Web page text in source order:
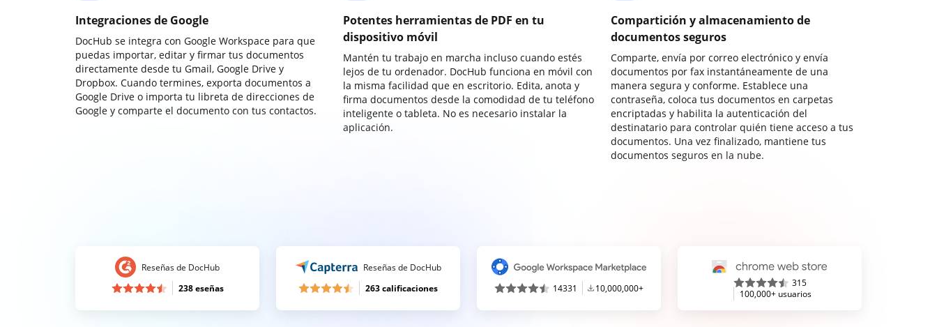
Integraciones de Google
DocHub se integra con Google Workspace para que
puedas importar, editar y firmar tus documentos
directamente desde tu Gmail, Google Drive y
Dropbox. Cuando termines, exporta documentos a
Google Drive o importa tu libreta de direcciones de
Google y comparte el documento con tus contactos.
Potentes herramientas de PDF en tu
dispositivo móvil
Mantén tu trabajo en marcha incluso cuando estés
lejos de tu ordenador. DocHub funciona en móvil con
la misma facilidad que en escritorio. Edita, anota y
firma documentos desde la comodidad de tu teléfono
inteligente o tableta. No es necesario instalar la
aplicación.
Compartición y almacenamiento de
documentos seguros
Comparte, envía por correo electrónico y envía
documentos por fax instantáneamente de una
manera segura y conforme. Establece una
contraseña, coloca tus documentos en carpetas
encriptadas y habilita la autenticación del
destinatario para controlar quién tiene acceso a tus
documentos. Una vez finalizado, mantiene tus
documentos seguros en la nube.
Reseñas de DocHub
238 eseñas
Reseñas de DocHub
263 calificaciones
14331 10,000,000+
315
100,000+ usuarios